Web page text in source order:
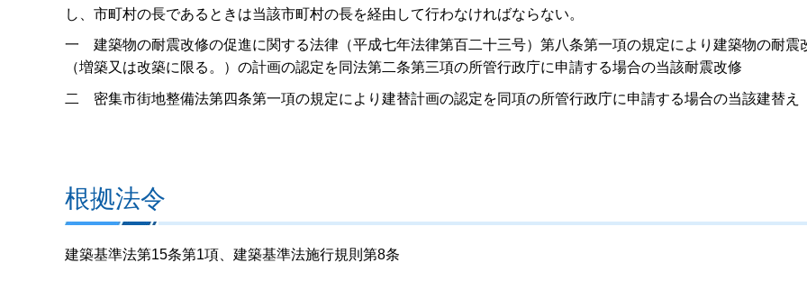
し、市町村の長であるときは当該市町村の長を経由して行わなければならない。
一 建築物の耐震改修の促進に関する法律（平成七年法律第百二十三号）第八条第一項の規定により建築物の耐震
（増築又は改築に限る。）の計画の認定を同法第二条第三項の所管行政庁に申請する場合の当該耐震改修
二 密集市街地整備法第四条第一項の規定により建替計画の認定を同項の所管行政庁に申請する場合の当該建替え
根拠法令
建築基準法第15条第1項、建築基準法施行規則第8条